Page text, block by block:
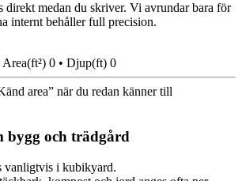
direkt medan du skriver. Vi avrundar bara för
internt behåller full precision.
0 • Djup(ft) 0
area” när du redan känner till
och trädgård
vanligtvis i kubikyard.